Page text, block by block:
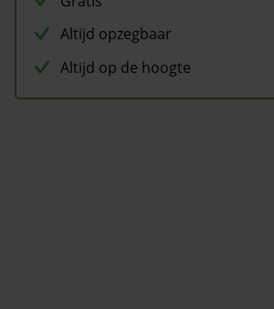
Altijd opzegbaar
Altijd op de hoogte